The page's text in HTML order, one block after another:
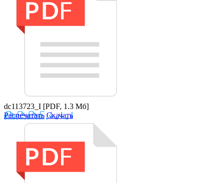
dc113723_I [PDF, 1.3 Мб]
Распечатать Скачать